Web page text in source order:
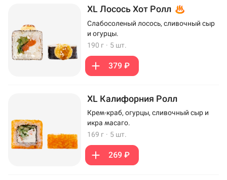
XL Лосось Хот Ролл
Слабосоленый лосось, сливочный сыр
и огурцы.
190 г · 5 шт.
379 ₽
XL Калифорния Ролл
Крем-краб, огурцы, сливочный сыр и
икра масаго.
169 г · 5 шт.
269 ₽